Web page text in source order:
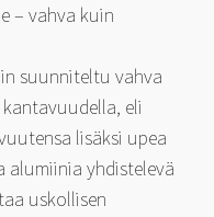
– vahva kuin
suunniteltu vahva
eli
lisäksi upea
yhdistelevä
uskollisen